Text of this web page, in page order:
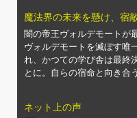
魔法界の未来を懸け、宿
闇の帝王ヴォルデモートが
ヴォルデモートを滅ぼす唯
れ、かつての学び舎は最終
とに。自らの宿命と向き合
ネット上の声